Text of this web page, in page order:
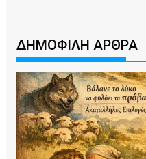
ΔΗΜΟΦΙΛΗ ΑΡΘΡΑ